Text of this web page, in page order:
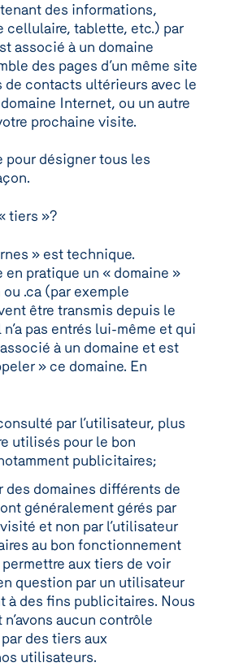
des informations,
cellulaire, tablette, etc.) par
associé à un domaine
des pages d’un même site
contacts ultérieurs avec le
Internet, ou un autre
prochaine visite.
pour désigner tous les
tiers »?
» est technique.
pratique un « domaine »
.ca (par exemple
être transmis depuis le
pas entrés lui-même et qui
à un domaine et est
» ce domaine. En
par l’utilisateur, plus
utilisés pour le bon
publicitaires;
domaines différents de
généralement gérés par
et non par l’utilisateur
au bon fonctionnement
aux tiers de voir
question par un utilisateur
à des fins publicitaires. Nous
aucun contrôle
des tiers aux
utilisateurs.